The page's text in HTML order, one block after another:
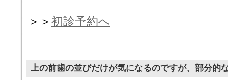
＞＞ 初診予約へ
上の前歯の並びだけが気になるのですが、部分的